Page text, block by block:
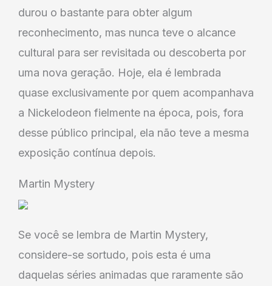
durou o bastante para obter algum
reconhecimento, mas nunca teve o alcance
cultural para ser revisitada ou descoberta por
uma nova geração. Hoje, ela é lembrada
quase exclusivamente por quem acompanhava
a Nickelodeon fielmente na época, pois, fora
desse público principal, ela não teve a mesma
exposição contínua depois.
Martin Mystery
Se você se lembra de Martin Mystery,
considere-se sortudo, pois esta é uma
daquelas séries animadas que raramente são